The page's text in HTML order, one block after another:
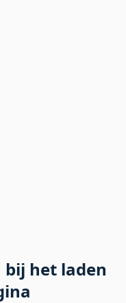
bij het laden